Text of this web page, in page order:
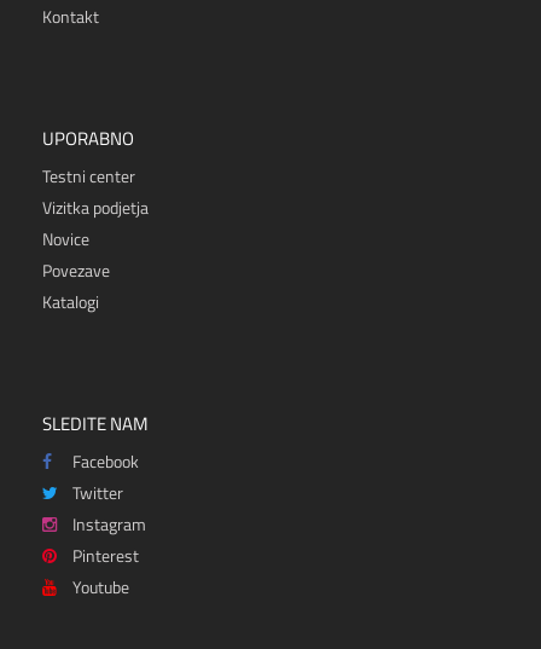
Kontakt
UPORABNO
Testni center
Vizitka podjetja
Novice
Povezave
Katalogi
SLEDITE NAM
Facebook
Twitter
Instagram
Pinterest
Youtube